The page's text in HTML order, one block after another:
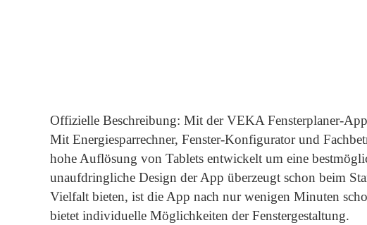
Offizielle Beschreibung: Mit der VEKA Fensterplaner-
Mit Energiesparrechner, Fenster-Konfigurator und
hohe Auflösung von Tablets entwickelt um eine
unaufdringliche Design der App überzeugt schon beim
Vielfalt bieten, ist die App nach nur wenigen Minuten
bietet individuelle Möglichkeiten der Fenstergestaltung.